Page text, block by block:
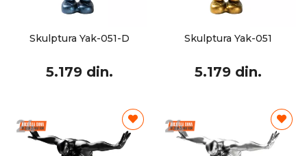
Skulptura Yak-051-D
5.179 din.
Skulptura Yak-051
5.179 din.